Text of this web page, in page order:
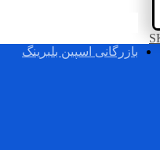
بازرگانی اسپین بلبرینگ